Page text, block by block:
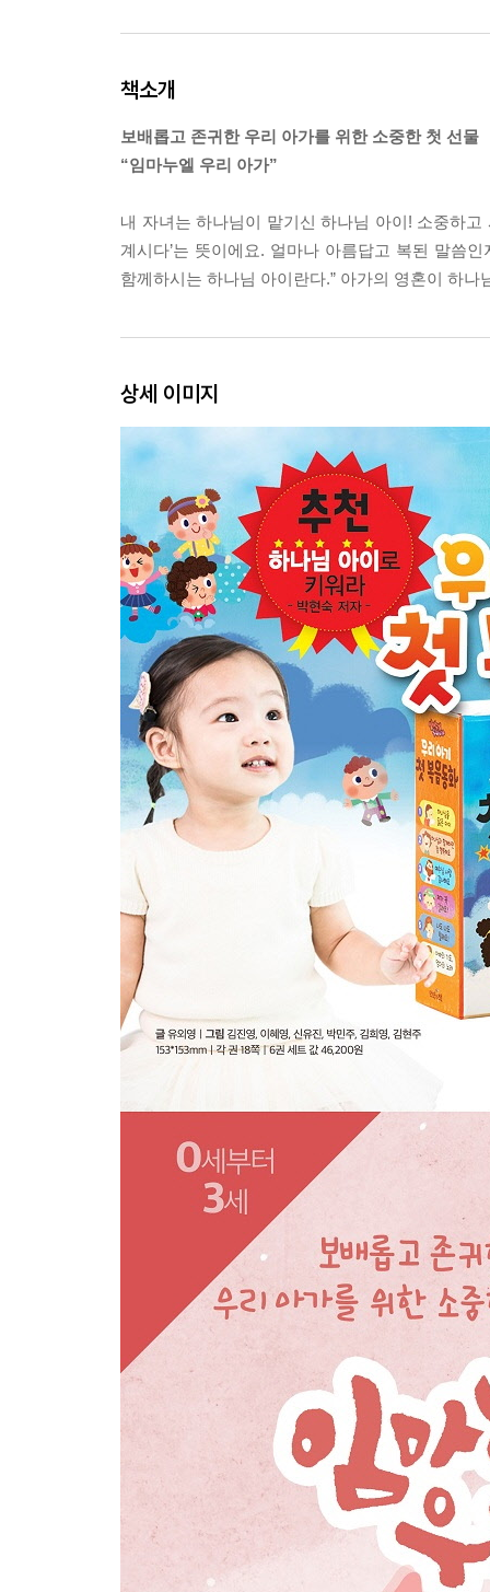
책소개
보배롭고 존귀한 우리 아가를 위한 소중한 첫 선물
“임마누엘 우리 아가”
내 자녀는 하나님이 맡기신 하나님 아이! 소중하고
계시다’는 뜻이에요. 얼마나 아름답고 복된 말씀
함께하시는 하나님 아이란다.” 아가의 영혼이 하
상세 이미지